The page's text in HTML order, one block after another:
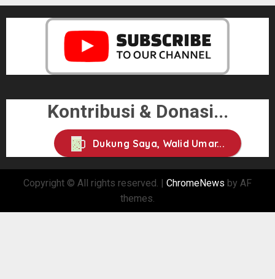
Kontribusi & Donasi...
Dukung Saya, Walid Umar...
Copyright © All rights reserved. | ChromeNews by AF
themes.